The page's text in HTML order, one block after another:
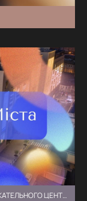
ТРЦ NIKOLSKY. ПРЕЗЕНТАЦИЯ ТОРГОВО-РАЗВЛЕКАТЕЛЬНОГО ЦЕНТРА ⏯